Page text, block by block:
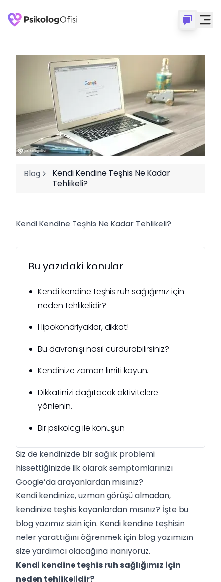
Blog
Kendi Kendine Teşhis Ne Kadar
Tehlikeli?
Kendi Kendine Teşhis Ne Kadar Tehlikeli?
Bu yazıdaki konular
Kendi kendine teşhis ruh sağlığımız için
neden tehlikelidir?
Hipokondriyaklar, dikkat!
Bu davranışı nasıl durdurabilirsiniz?
Kendinize zaman limiti koyun.
Dikkatinizi dağıtacak aktivitelere
yönlenin.
Bir psikolog ile konuşun
Siz de kendinizde bir sağlık problemi
hissettiğinizde ilk olarak semptomlarınızı
Google’daarayanlardan mısınız?
Kendi kendinize, uzman görüşü almadan,
kendinize teşhis koyanlardan mısınız? İşte bu
blog yazımız sizin için. Kendi kendine teşhisin
neler yarattığını öğrenmek için blog yazımızın
size yardımcı olacağına inanıyoruz.
Kendi kendine teşhis ruh sağlığımız için
neden tehlikelidir?